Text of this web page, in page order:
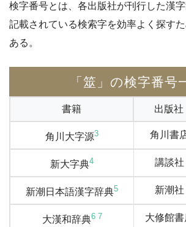
検字番号とは、各出版社が刊行した漢
記載されている検索字を効率よく探す
ある。
「筮」の検字番号
書籍 出版社
角川大字源3 角川書
新大字典4 講談社
新潮日本語漢字辞典5 新潮社
大漢和辞典6 7 大修館書